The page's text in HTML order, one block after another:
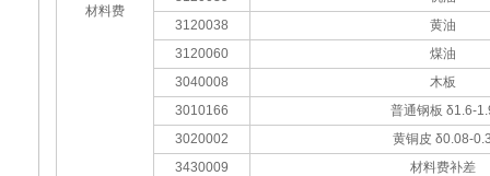
材料费
3120038
黄油
3120060
煤油
3040008
木板
3010166
普通钢板 δ1.6-
3020002
黄铜皮 δ0.08-
3430009
材料费补差